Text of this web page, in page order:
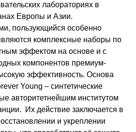
лабораториях в
Европы и Азии.
пользующийся особенно
комплексные наборы по
эффектом на основе и с
компонентов премиум-
эффективность. Основа
Young – синтетические
авторитетнейшим институтом
Их действие заключается в
и укреплении